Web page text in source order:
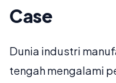
Case
Dunia industri
tengah mengalami